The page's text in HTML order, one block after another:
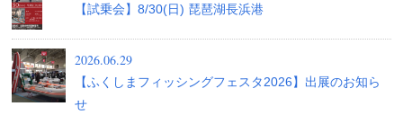
【試乗会】8/30(日) 琵琶湖長浜港
2026.06.29
【ふくしまフィッシングフェスタ2026】出展のお知ら
せ